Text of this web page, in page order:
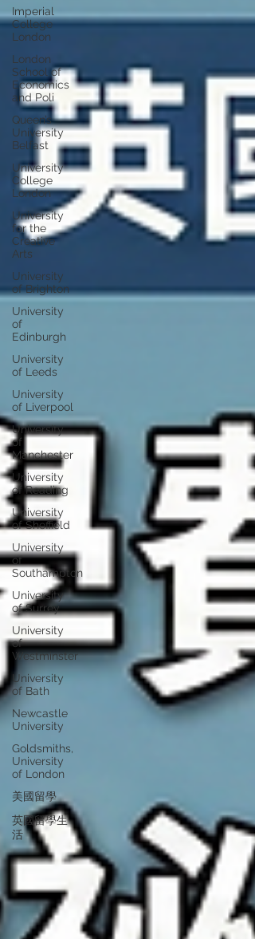
Imperial
College
London
London
School of
Economics
and Poli
Queen’s
University
Belfast
University
College
London
University
for the
Creative
Arts
University
of Brighton
University
of
Edinburgh
University
of Leeds
University
of Liverpool
University
of
Manchester
University
of Reading
University
of Sheffield
University
of
Southampton
University
of Surrey
University
of
Westminster
University
of Bath
Newcastle
University
Goldsmiths,
University
of London
美國留學
英國留學生
活